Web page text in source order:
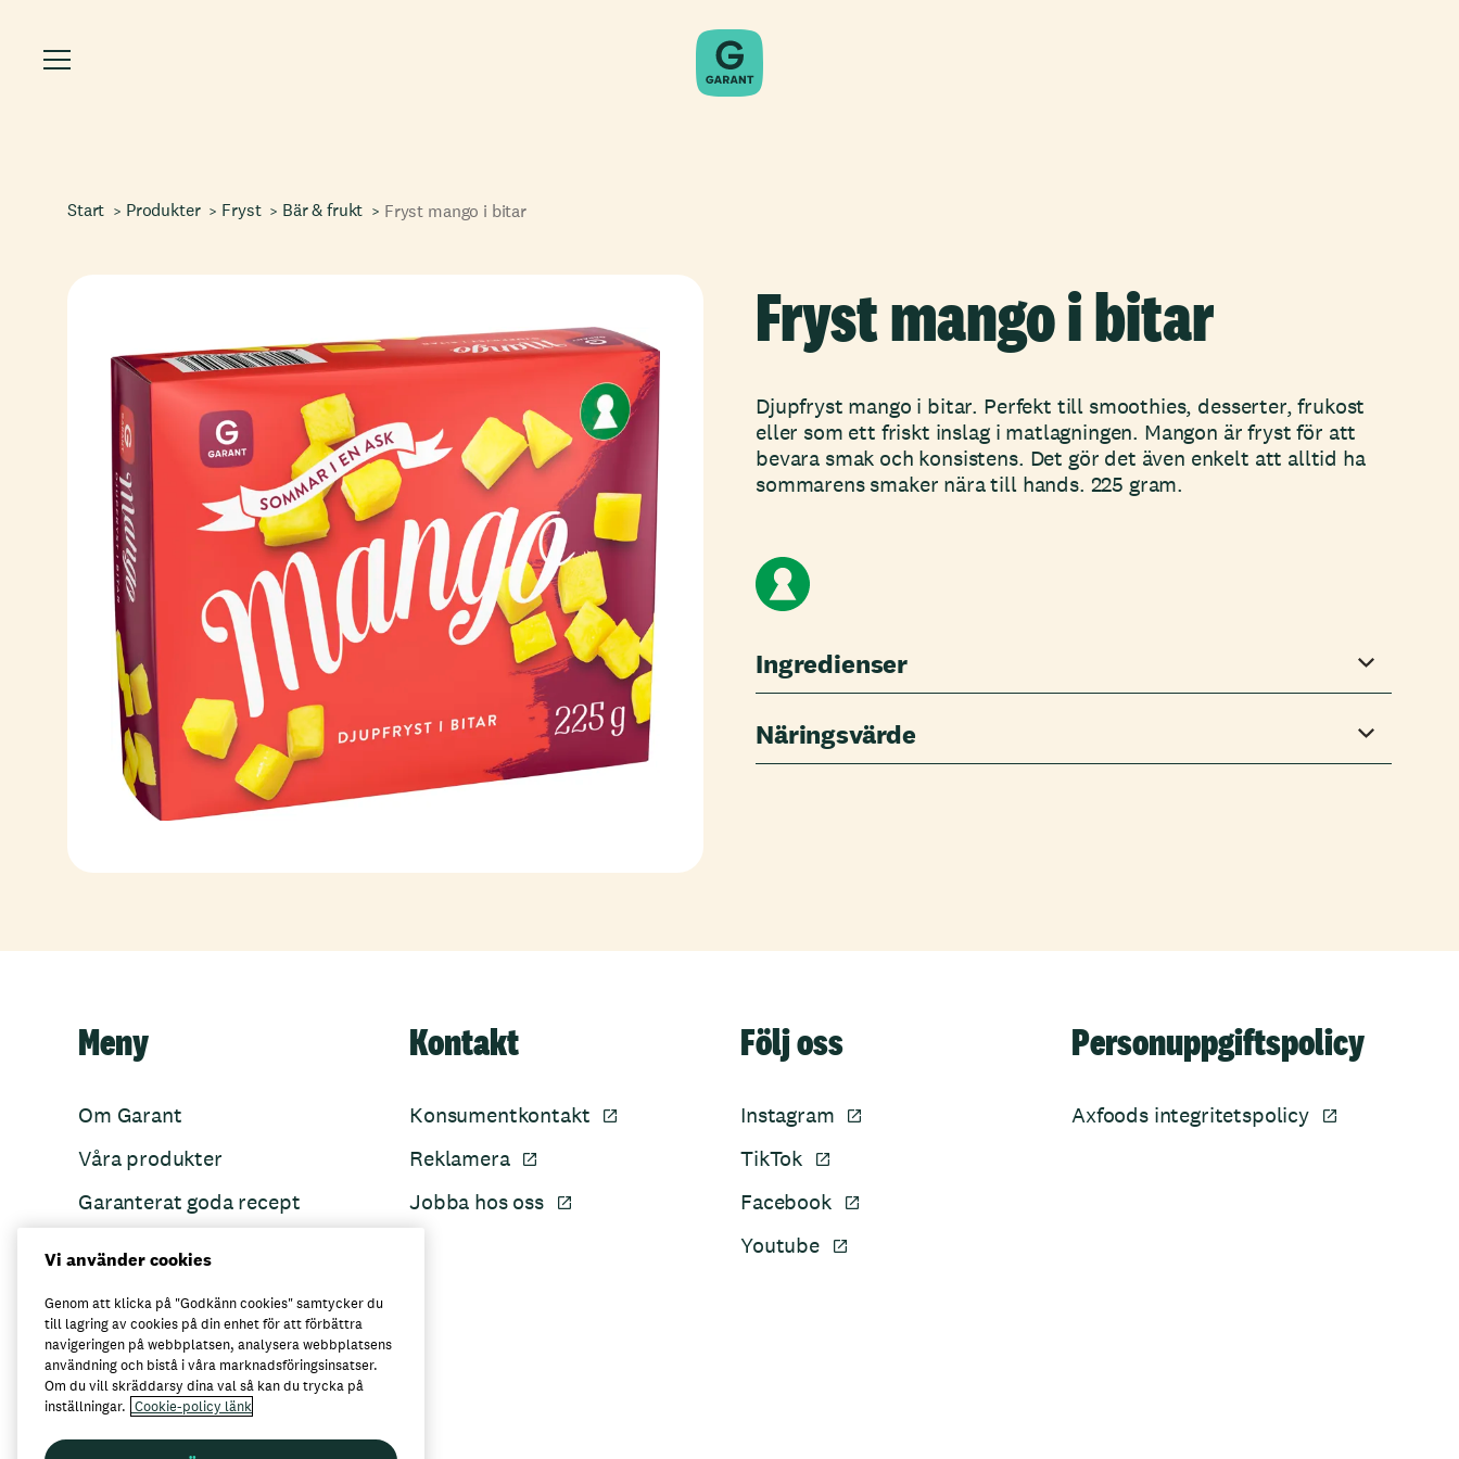
Start Produkter Fryst Bär & frukt Fryst mango i bitar
Fryst mango i bitar
Djupfryst mango i bitar. Perfekt till smoothies, desserter, frukost
eller som ett friskt inslag i matlagningen. Mangon är fryst för att
bevara smak och konsistens. Det gör det även enkelt att alltid ha
sommarens smaker nära till hands. 225 gram.
Ingredienser
Näringsvärde
Meny
Om Garant
Våra produkter
Garanterat goda recept
Garant övertänker
Kontakt
Konsumentkontakt
Reklamera
Jobba hos oss
Följ oss
Instagram
TikTok
Facebook
Youtube
Personuppgiftspolicy
Axfoods integritetspolicy
Här kan du köpa Garant
Vi använder cookies
Genom att klicka på "Godkänn cookies" samtycker du
till lagring av cookies på din enhet för att förbättra
navigeringen på webbplatsen, analysera webbplatsens
användning och bistå i våra marknadsföringsinsatser.
Om du vill skräddarsy dina val så kan du trycka på
inställningar. Cookie-policy länk